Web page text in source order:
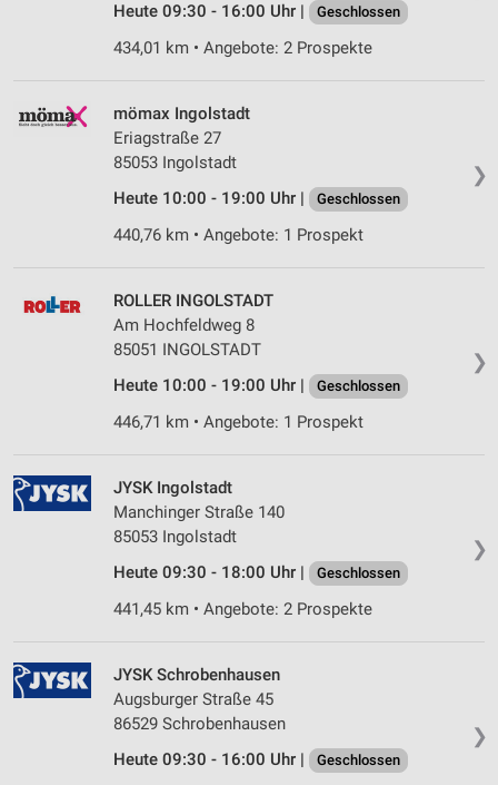
Heute 09:30 - 16:00 Uhr |
Geschlossen
434,01 km • Angebote: 2 Prospekte
❯
mömax Ingolstadt
Eriagstraße 27
85053 Ingolstadt
Heute 10:00 - 19:00 Uhr |
Geschlossen
440,76 km • Angebote: 1 Prospekt
❯
ROLLER INGOLSTADT
Am Hochfeldweg 8
85051 INGOLSTADT
Heute 10:00 - 19:00 Uhr |
Geschlossen
446,71 km • Angebote: 1 Prospekt
❯
JYSK Ingolstadt
Manchinger Straße 140
85053 Ingolstadt
Heute 09:30 - 18:00 Uhr |
Geschlossen
441,45 km • Angebote: 2 Prospekte
❯
JYSK Schrobenhausen
Augsburger Straße 45
86529 Schrobenhausen
Heute 09:30 - 16:00 Uhr |
Geschlossen